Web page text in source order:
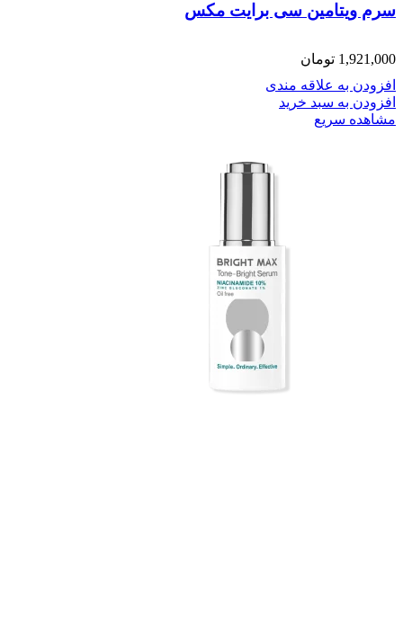
سرم ویتامین سی برایت مکس
1,921,000 تومان
افزودن به علاقه مندی
افزودن به سبد خرید
مشاهده سریع